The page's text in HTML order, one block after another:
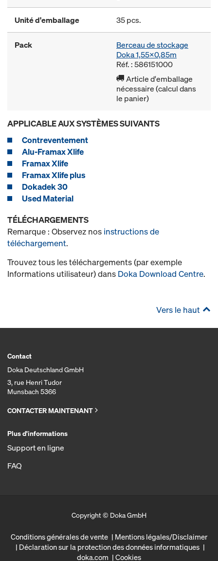
Unité d'emballage 35 pcs.
Pack
Berceau de stockage
Doka 1,55x0,85m
Réf. : 586151000
Article d'emballage
nécessaire (calcul dans
le panier)
APPLICABLE AUX SYSTÈMES SUIVANTS
Contreventement
Alu-Framax Xlife
Framax Xlife
Framax Xlife plus
Dokadek 30
Used Material
TÉLÉCHARGEMENTS
Remarque : Observez nos instructions de
téléchargement.
Trouvez tous les téléchargements (par exemple
Informations utilisateur) dans Doka Download Centre.
Vers le haut
Contact
Doka Deutschland GmbH
3, rue Henri Tudor
Munsbach 5366
CONTACTER MAINTENANT
Plus d'informations
Support en ligne
FAQ
Copyright © Doka GmbH
Conditions générales de vente
Mentions légales/Disclaimer
Déclaration sur la protection des données informatiques
doka.com
Cookies